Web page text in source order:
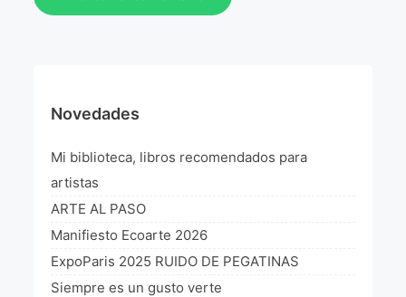
Novedades
Mi biblioteca, libros recomendados para
artistas
ARTE AL PASO
Manifiesto Ecoarte 2026
ExpoParis 2025 RUIDO DE PEGATINAS
Siempre es un gusto verte